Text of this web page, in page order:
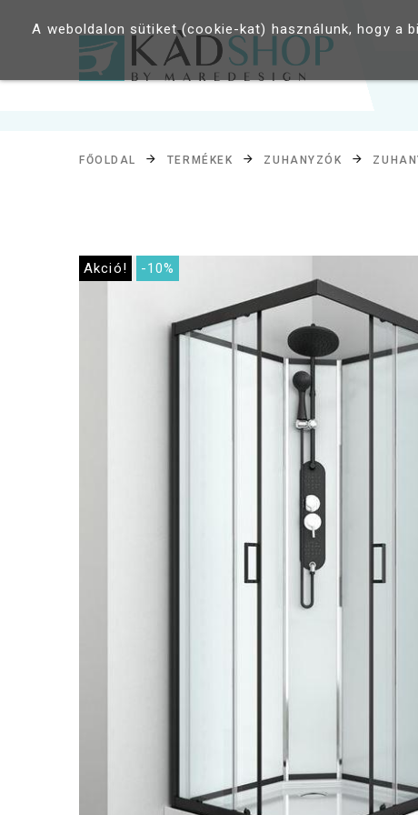
FŐOLDAL TERMÉKEK ZUHANYZÓK
Akció! -10%
A weboldalon sütiket (cookie-kat) használunk, hogy a